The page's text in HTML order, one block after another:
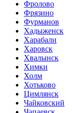
Фролово
Фрязино
Фурманов
Хадыженск
Харабали
Харовск
Хвалынск
Химки
Холм
Хотьково
Цимлянск
Чайковский